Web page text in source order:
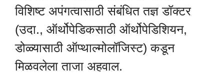
विशिष्ट अपंगत्वासाठी संबंधित तज्ञ डॉक्टर
(उदा., ऑर्थोपेडिकसाठी ऑर्थोपेडिशियन,
डोळ्यासाठी ऑप्थाल्मोलॉजिस्ट) कडून
मिळवलेला ताजा अहवाल.